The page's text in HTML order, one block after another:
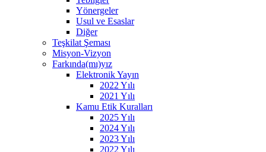
Yönergeler
Usul ve Esaslar
Diğer
Teşkilat Şeması
Misyon-Vizyon
Farkında(mı)yız
Elektronik Yayın
2022 Yılı
2021 Yılı
Kamu Etik Kuralları
2025 Yılı
2024 Yılı
2023 Yılı
2022 Yılı